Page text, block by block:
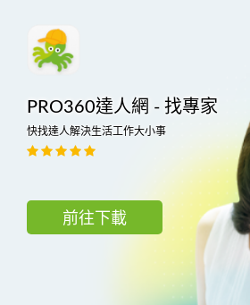
PRO360達人網 - 找專家
快找達人解決生活工作大小事
前往下載